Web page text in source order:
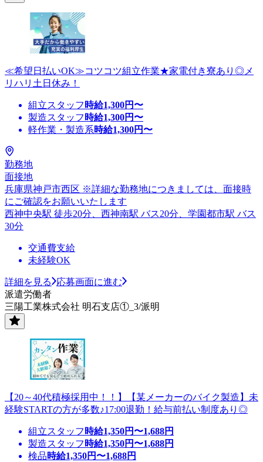
≪希望日払いOK≫コツコツ組立作業★家電付き寮あり◎メ
リハリ土日休み！
組立スタッフ 時給1,300円〜
製造スタッフ 時給1,300円〜
軽作業・製造系時給1,300円〜
勤務地
面接地
兵庫県神戸市西区 ※詳細な勤務地につきましては、面接時
にご確認をお願いいたします
西神中央駅 徒歩20分、西神南駅 バス20分、学園都市駅 バス
30分
交通費支給
未経験OK
詳細を見る
応募画面に進む
派遣労働者
三陽工業株式会社 明石支店①_3/派明
【20～40代積極採用中！！】【某メーカーのバイク製造】未
経験STARTの方が多数♪17:00退勤！給与前払い制度あり◎
組立スタッフ 時給1,350円〜1,688円
製造スタッフ 時給1,350円〜1,688円
検品時給1,350円〜1,688円